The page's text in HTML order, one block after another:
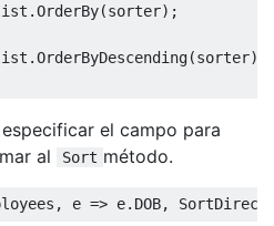
.OrderBy(sorter);
.OrderByDescending(sorter);
el campo para
al
Sort método.
, e => e. DOB,